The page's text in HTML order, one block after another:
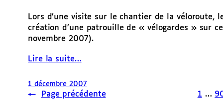
Lors d’une visite sur le chantier de la véloroute,
création d’une patrouille de « vélogardes » sur
novembre 2007).
Lire la suite…
1 décembre 2007
← Page précédente 1 …